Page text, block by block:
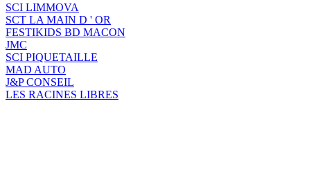
SCI LIMMOVA
SCT LA MAIN D ' OR
FESTIKIDS BD MACON
JMC
SCI PIQUETAILLE
MAD AUTO
J&P CONSEIL
LES RACINES LIBRES